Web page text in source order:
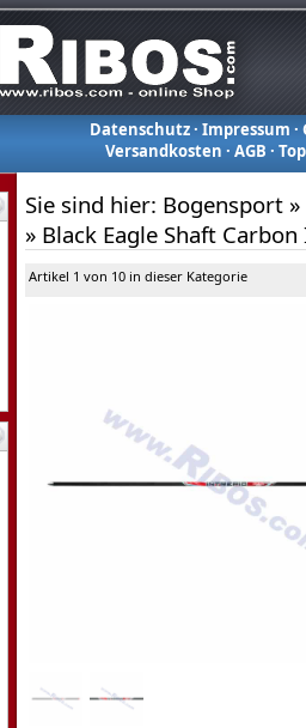
Datenschutz· Impressum ·
Versandkosten ·AGB ·
Sie sind hier: Bogensport »
» Black Eagle Shaft
Artikel 1 von 10 in dieser Kategorie